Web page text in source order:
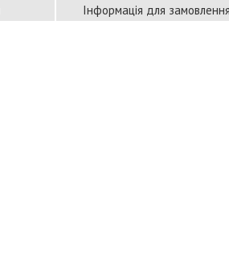
Інформація для замовлення